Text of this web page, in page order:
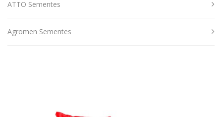
ATTO Sementes
Agromen Sementes